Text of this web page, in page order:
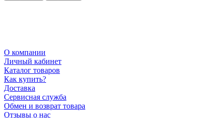
О компании
Личный кабинет
Каталог товаров
Как купить?
Доставка
Сервисная служба
Обмен и возврат товара
Отзывы о нас